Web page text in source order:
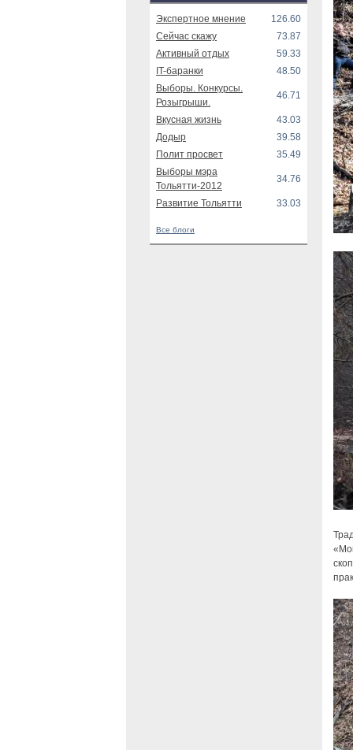
Экспертное мнение
126.60
Сейчас скажу
73.87
Активный отдых
59.33
IT-баранки
48.50
Выборы. Конкурсы.
Розыгрыши.
46.71
Вкусная жизнь
43.03
Додыр
39.58
Полит просвет
35.49
Выборы мэра
Тольятти-2012
34.76
Развитие Тольятти 33.03
Все блоги